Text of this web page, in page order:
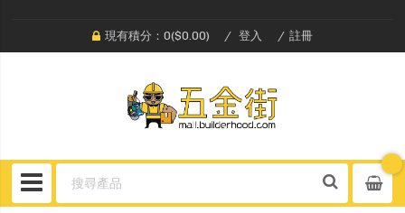
現有積分：0($0.00) 登入 註冊